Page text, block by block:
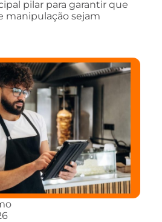
pilar para garantir que
manipulação sejam